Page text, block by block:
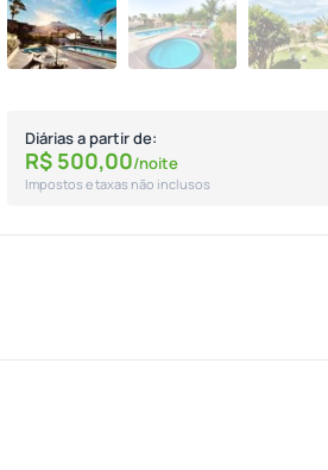
Diárias a partir de:
R$ 500,00/noite
Impostos e taxas não inclusos